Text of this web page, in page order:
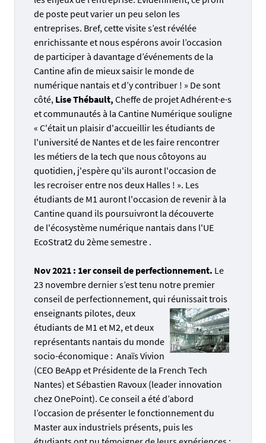
de poste peut varier un peu selon les
entreprises. Bref, cette visite s’est révélée
enrichissante et nous espérons avoir l’occasion
de participer à davantage d’événements de la
Cantine afin de mieux saisir le monde de
numérique nantais et d’y contribuer ! » De sont
côté, Lise Thébault, Cheffe de projet Adhérent·e·s
et communautés à la Cantine Numérique souligne
« C'était un plaisir d'accueillir les étudiants de
l'université de Nantes et de les faire rencontrer
les métiers de la tech que nous côtoyons au
quotidien, j'espère qu'ils auront l'occasion de
les recroiser entre nos deux Halles ! ». Les
étudiants de M1 auront l'occasion de revenir à la
Cantine quand ils poursuivront la découverte
de l'écosystème numérique nantais dans l'UE
EcoStrat2 du 2ème semestre .
Nov 2021 : 1er conseil de perfectionnement. Le
23 novembre dernier s’est tenu notre premier
conseil de perfectionnement, qui réunissait trois
enseignants pilotes,deux
étudiants de M1 et M2, et deux
représentants nantais du monde
socio-économique : Anaïs Vivion
(CEO BeApp et Présidente de la French Tech
Nantes) et Sébastien Ravoux (leader innovation
chez OnePoint). Ce conseil a été d’abord
l’occasion de présenter le fonctionnement du
Master aux industriels présents, puis les